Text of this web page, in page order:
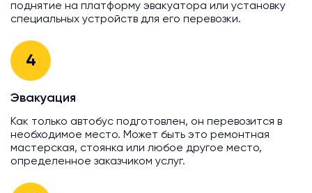
поднятие на платформу эвакуатора или установку
специальных устройств для его перевозки.
4
Эвакуация
Как только автобус подготовлен, он перевозится в
необходимое место. Может быть это ремонтная
мастерская, стоянка или любое другое место,
определенное заказчиком услуг.